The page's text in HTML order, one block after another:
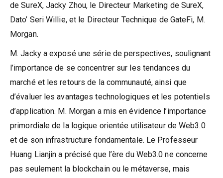
de SureX, Jacky Zhou, le Directeur Marketing de SureX,
Dato’ Seri Willie, et le Directeur Technique de GateFi, M.
Morgan.
M. Jacky a exposé une série de perspectives, soulignant
l’importance de se concentrer sur les tendances du
marché et les retours de la communauté, ainsi que
d’évaluer les avantages technologiques et les potentiels
d’application. M. Morgan a mis en évidence l’importance
primordiale de la logique orientée utilisateur de Web3.0
et de son infrastructure fondamentale. Le Professeur
Huang Lianjin a précisé que l’ère du Web3.0 ne concerne
pas seulement la blockchain ou le métaverse, mais